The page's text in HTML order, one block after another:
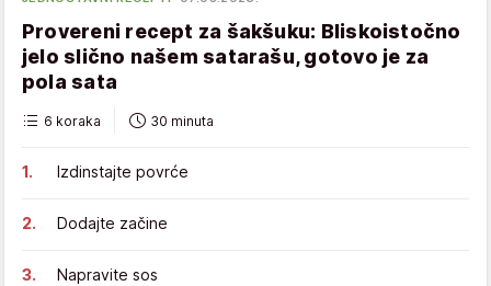
Provereni recept za šakšuku: Bliskoistočno
jelo slično našem satarašu, gotovo je za
pola sata
6 koraka 30 minuta
Izdinstajte povrće
Dodajte začine
Napravite sos